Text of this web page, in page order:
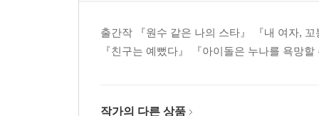
출간작 『원수 같은 나의 스타』 『내 여자,
『친구는 예뻤다』 『아이돌은 누나를 욕망할
작가의 다른 상품